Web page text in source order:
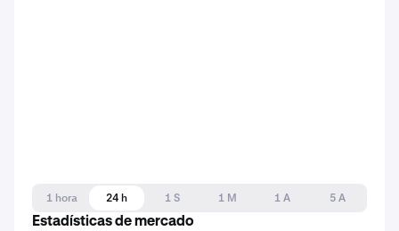
1 hora 24 h 1 S 1 M 1 A
5 A
Estadísticas de mercado